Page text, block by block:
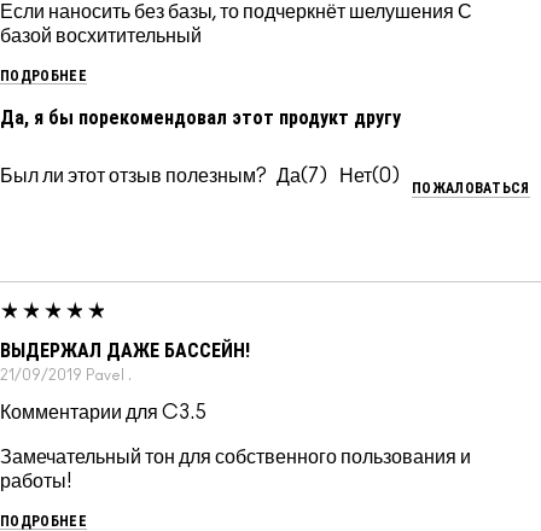
Если наносить без базы, то подчеркнёт шелушения С
базой восхитительный
ПОДРОБНЕЕ
Да, я бы порекомендовал этот продукт другу
Был ли этот отзыв полезным? 7 0
ПОЖАЛОВАТЬСЯ
ВЫДЕРЖАЛ ДАЖЕ БАССЕЙН!
21/09/2019 Pavel .
Комментарии для C3.5
Замечательный тон для собственного пользования и
работы!
ПОДРОБНЕЕ